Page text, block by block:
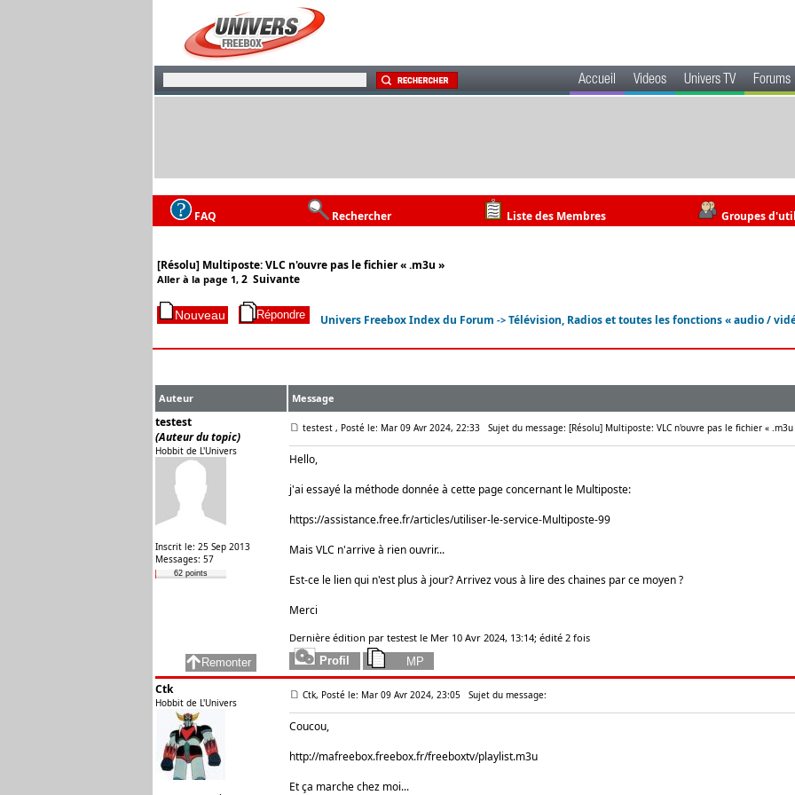
Accueil Videos Univers TV Forums
FAQ Rechercher Liste des Membres Groupes
[Résolu] Multiposte: VLC n'ouvre pas le fichier « .m3u »
Aller à la page 1, 2 Suivante
Univers Freebox Index du Forum -> Télévision, Radios et toutes les fonctions « audio /
Auteur Message
testest
(Auteur du topic)
Hobbit de L'Univers
Inscrit le: 25 Sep 2013
Messages: 57
62 points
testest , Posté le: Mar 09 Avr 2024, 22:33 Sujet du message: [Résolu] Multiposte: VLC n'ouvre pas le fichier « .m3u
Hello,
j'ai essayé la méthode donnée à cette page concernant le Multiposte:
https://assistance.free.fr/articles/utiliser-le-service-Multiposte-99
Mais VLC n'arrive à rien ouvrir...
Est-ce le lien qui n'est plus à jour? Arrivez vous à lire des chaines par ce moyen ?
Merci
Dernière édition par testest le Mer 10 Avr 2024, 13:14; édité 2 fois
Ctk
Hobbit de L'Univers
Ctk, Posté le: Mar 09 Avr 2024, 23:05 Sujet du message:
Coucou,
http://mafreebox.freebox.fr/freeboxtv/playlist.m3u
Et ça marche chez moi...